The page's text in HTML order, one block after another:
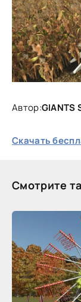
Автор:GIANTS
Скачать
Смотрите